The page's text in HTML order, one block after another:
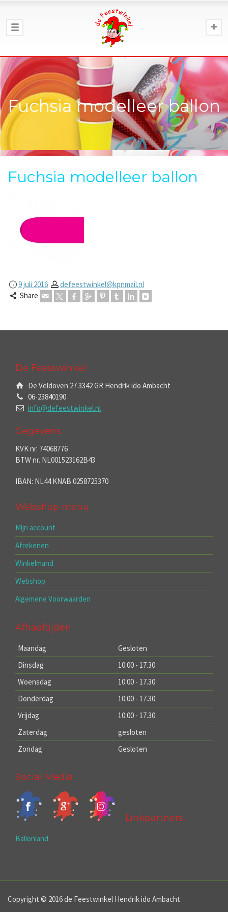
Fuchsia modelleer ballon
Fuchsia modelleer ballon
9 juli 2016
defeestwinkel@kpnmail.nl
Share
De Feestwinkel
De Veldoven 27 3342 GR Hendrik ido Ambacht
06-23840190
info@defeestwinkel.nl
Gegevens
KVK nr. 74068776
BTW nr. NL001523162B43
IBAN: NL44 KNAB 0258725370
Webshop menu
Mijn account
Afrekenen
Winkelmand
Webshop
Algemene Voorwaarden
Afhaaltijden
Maandag
Gesloten
Dinsdag
10:00 - 17.30
Woensdag
10:00 - 17.30
Donderdag
10:00 - 17.30
Vrijdag
10:00 - 17.30
Zaterdag
gesloten
Zondag
Gesloten
Social Media
Linkpartners
Ballonland
Copyright © 2016 de Feestwinkel Hendrik ido Ambacht